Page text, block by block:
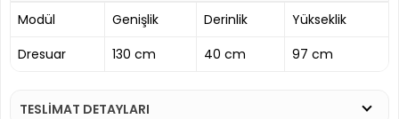
Modül
Genişlik Derinlik
Yükseklik
Dresuar
130 cm 40 cm 97 cm
TESLİMAT DETAYLARI